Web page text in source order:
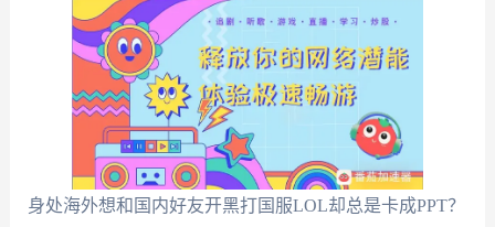
身处海外想和国内好友开黑打国服LOL却总是卡成PPT？